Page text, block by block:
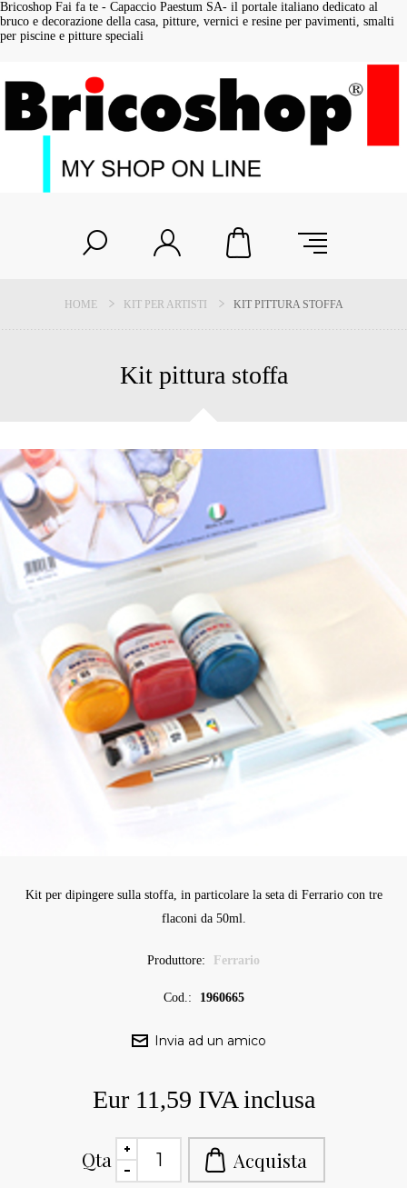
Bricoshop Fai fa te - Capaccio Paestum SA- il portale italiano dedicato al
bruco e decorazione della casa, pitture, vernici e resine per pavimenti, smalti
per piscine e pitture speciali
HOME KIT PER ARTISTI KIT PITTURA STOFFA
Kit pittura stoffa
Kit per dipingere sulla stoffa, in particolare la seta di Ferrario con tre
flaconi da 50ml.
Produttore: Ferrario
Cod.: 1960665
Eur 11,59 IVA inclusa
Qta